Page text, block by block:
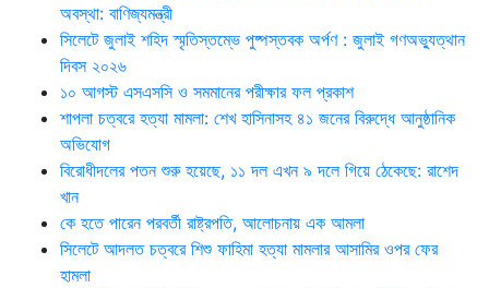
অবস্থা: বাণিজ্যমন্ত্রী
সিলেটে জুলাই শহিদ স্মৃতিস্তম্ভে পুষ্পস্তবক অর্পণ : জুলাই গণঅভ্যুত্থান
দিবস ২০২৬
১০ আগস্ট এসএসসি ও সমমানের পরীক্ষার ফল প্রকাশ
শাপলা চত্বরে হত্যা মামলা: শেখ হাসিনাসহ ৪১ জনের বিরুদ্ধে আনুষ্ঠানিক
অভিযোগ
বিরোধীদলের পতন শুরু হয়েছে, ১১ দল এখন ৯ দলে গিয়ে ঠেকেছে: রাশেদ
খান
কে হতে পারেন পরবর্তী রাষ্ট্রপতি, আলোচনায় এক আমলা
সিলেটে আদলত চত্বরে শিশু ফাহিমা হত্যা মামলার আসামির ওপর ফের
হামলা